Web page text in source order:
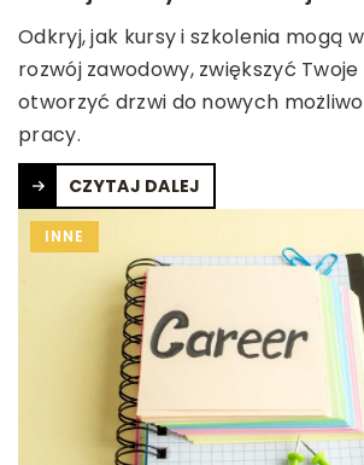
Odkryj, jak kursy i szkolenia mogą
rozwój zawodowy, zwiększyć
otworzyć drzwi do nowych
pracy.
CZYTAJ DALEJ
INNE